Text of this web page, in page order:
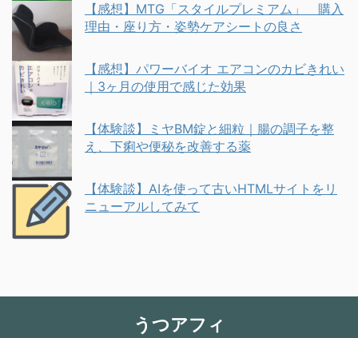
【感想】MTG「スタイルプレミアム」 購入
理由・座り方・姿勢ケアシートの良さ
【感想】パワーバイオ エアコンのカビきれい
｜3ヶ月の使用で感じた効果
【体験談】ミヤBM錠と細粒｜腸の調子を整
え、下痢や便秘を改善する薬
【体験談】AIを使って古いHTMLサイトをリ
ニューアルしてみて
うつアフィ